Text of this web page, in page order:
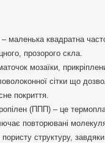
маленька квадратна
прозорого скла.
мозаїки,
сітки що
покриття.
(ППП) – це
повторювані
пористу структуру,